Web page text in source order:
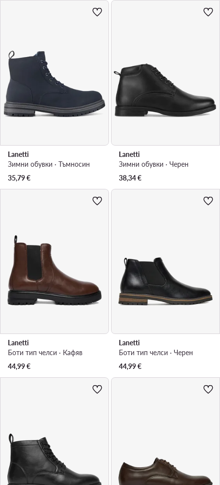
Lanetti
Зимни обувки · Тъмносин
35,79€
Lanetti
Зимни обувки · Черен
38,34€
Lanetti
Боти тип челси · Кафяв
44,99€
Lanetti
Боти тип челси · Черен
44,99€